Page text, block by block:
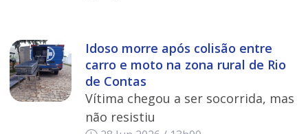
Idoso morre após colisão entre
carro e moto na zona rural de Rio
de Contas
Vítima chegou a ser socorrida, mas
não resistiu